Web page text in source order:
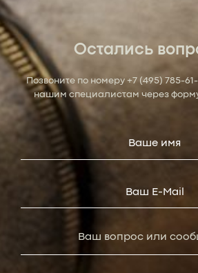
Остались
Позвоните по номеру +7 (495) 785-
нашим специалистам через